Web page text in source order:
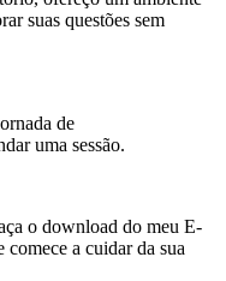
suas questões sem
de
uma sessão.
o download do meu E-
a cuidar da sua